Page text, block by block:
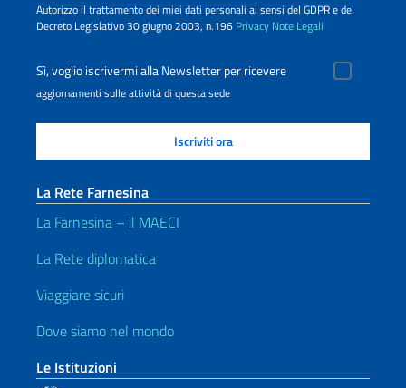
Autorizzo il trattamento dei miei dati personali ai sensi del GDPR e del
Decreto Legislativo 30 giugno 2003, n.196 Privacy Note Legali
Sì, voglio iscrivermi alla Newsletter per ricevere
aggiornamenti sulle attività di questa sede
La Rete Farnesina
La Farnesina – il MAECI
La Rete diplomatica
Viaggiare sicuri
Dove siamo nel mondo
Le Istituzioni